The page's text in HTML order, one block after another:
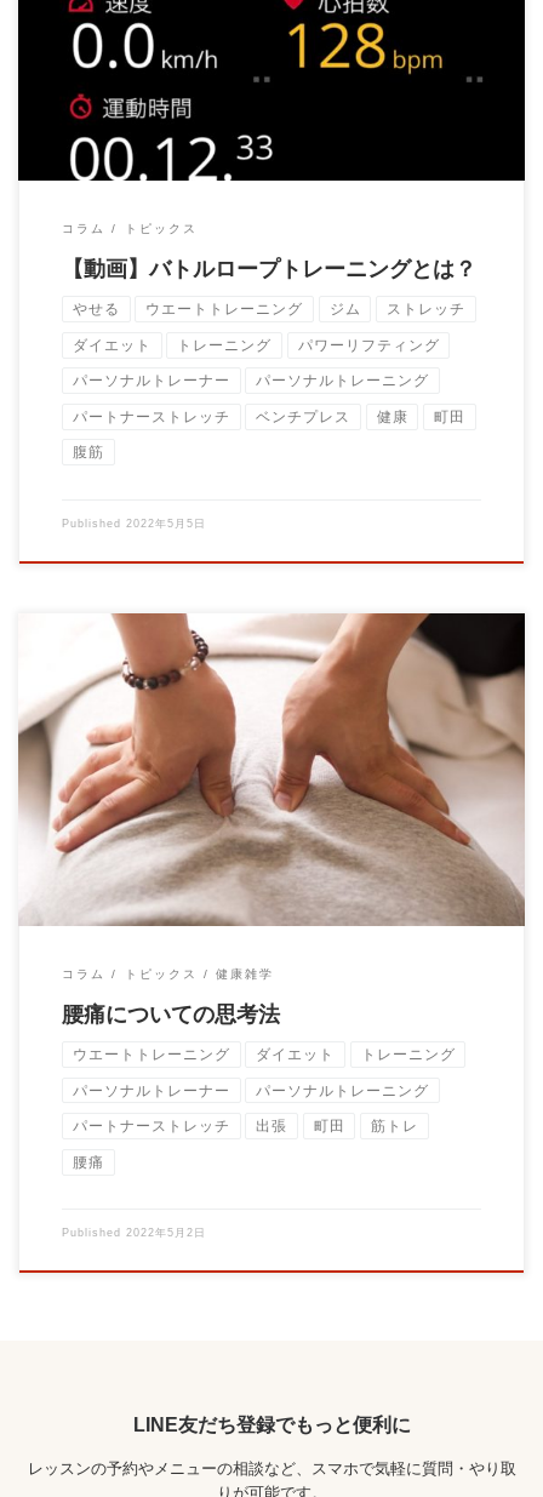
当ジムではバトルロープを使ったエクササイズが可能です。
お客様にやっても […]
コラム トピックス
【動画】バトルロープトレーニングとは？
やせる ウエートトレーニング ジム ストレッチ
ダイエット トレーニング パワーリフティング
パーソナルトレーナー パーソナルトレーニング
パートナーストレッチ ベンチプレス 健康 町田
腹筋
Published 2022年5月5日
腰が痛い このお悩みを持って来館される方もいらっしゃいま
す。 腰痛の「原因」はズバリ 運動不足です。 […]
コラム トピックス 健康雑学
腰痛についての思考法
ウエートトレーニング ダイエット トレーニング
パーソナルトレーナー パーソナルトレーニング
パートナーストレッチ 出張 町田 筋トレ
腰痛
Published 2022年5月2日
LINE友だち登録でもっと便利に
レッスンの予約やメニューの相談など、スマホで気軽に質問・やり取
りが可能です。